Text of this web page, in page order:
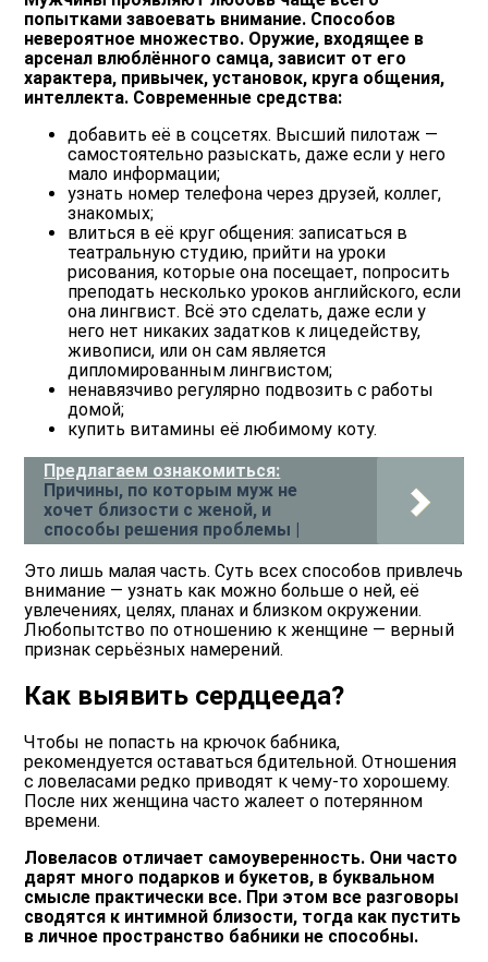
попытками завоевать внимание. Способов
невероятное множество. Оружие, входящее в
арсенал влюблённого самца, зависит от его
характера, привычек, установок, круга общения,
интеллекта. Современные средства:
добавить её в соцсетях. Высший пилотаж —
самостоятельно разыскать, даже если у него
мало информации;
узнать номер телефона через друзей, коллег,
знакомых;
влиться в её круг общения: записаться в
театральную студию, прийти на уроки
рисования, которые она посещает, попросить
преподать несколько уроков английского, если
она лингвист. Всё это сделать, даже если у
него нет никаких задатков к лицедейству,
живописи, или он сам является
дипломированным лингвистом;
ненавязчиво регулярно подвозить с работы
домой;
купить витамины её любимому коту.
Предлагаем ознакомиться:
Причины, по которым муж не
хочет близости с женой, и
способы решения проблемы |
Это лишь малая часть. Суть всех способов привлечь
внимание — узнать как можно больше о ней, её
увлечениях, целях, планах и близком окружении.
Любопытство по отношению к женщине — верный
признак серьёзных намерений.
Как выявить сердцееда?
Чтобы не попасть на крючок бабника,
рекомендуется оставаться бдительной. Отношения
с ловеласами редко приводят к чему-то хорошему.
После них женщина часто жалеет о потерянном
времени.
Ловеласов отличает самоуверенность. Они часто
дарят много подарков и букетов, в буквальном
смысле практически все. При этом все разговоры
сводятся к интимной близости, тогда как пустить
в личное пространство бабники не способны.